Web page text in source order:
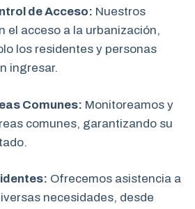
de Acceso: Nuestros
el acceso a la urbanización,
los residentes y personas
ingresar.
Comunes: Monitoreamos y
comunes, garantizando su
Ofrecemos asistencia a
necesidades, desde